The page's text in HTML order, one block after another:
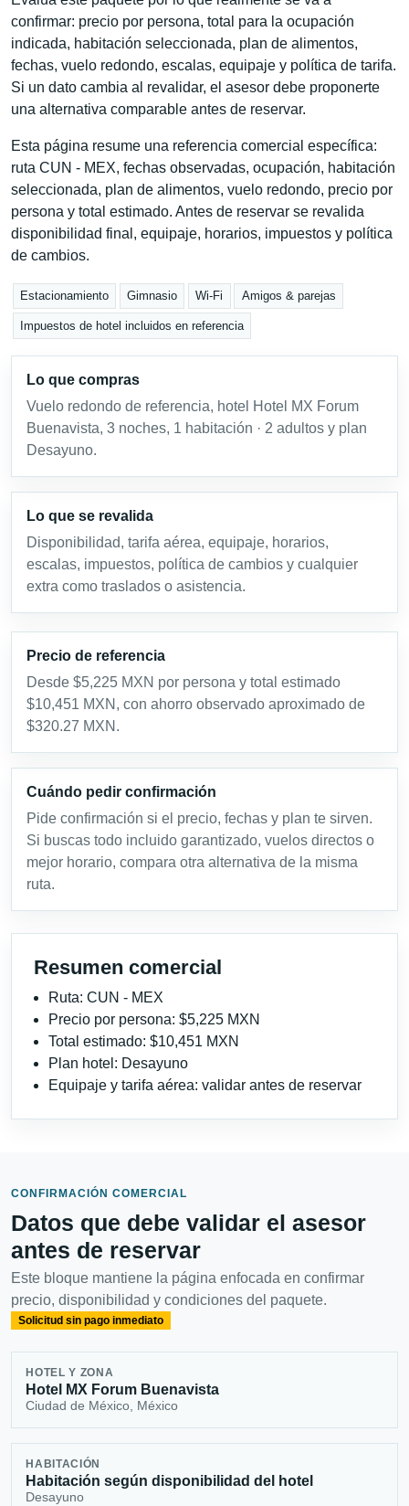
confirmar: precio por persona, total para la ocupación
indicada, habitación seleccionada, plan de alimentos,
fechas, vuelo redondo, escalas, equipaje y política de tarifa.
Si un dato cambia al revalidar, el asesor debe proponerte
una alternativa comparable antes de reservar.
Esta página resume una referencia comercial específica:
ruta CUN - MEX, fechas observadas, ocupación, habitación
seleccionada, plan de alimentos, vuelo redondo, precio por
persona y total estimado. Antes de reservar se revalida
disponibilidad final, equipaje, horarios, impuestos y política
de cambios.
Estacionamiento Gimnasio Wi-Fi Amigos & parejas
Impuestos de hotel incluidos en referencia
Lo que compras
Vuelo redondo de referencia, hotel Hotel MX Forum
Buenavista, 3 noches, 1 habitación · 2 adultos y plan
Desayuno.
Lo que se revalida
Disponibilidad, tarifa aérea, equipaje, horarios,
escalas, impuestos, política de cambios y cualquier
extra como traslados o asistencia.
Precio de referencia
Desde $5,225 MXN por persona y total estimado
$10,451 MXN, con ahorro observado aproximado de
$320.27 MXN.
Cuándo pedir confirmación
Pide confirmación si el precio, fechas y plan te sirven.
Si buscas todo incluido garantizado, vuelos directos o
mejor horario, compara otra alternativa de la misma
ruta.
Resumen comercial
Ruta: CUN - MEX
Precio por persona: $5,225 MXN
Total estimado: $10,451 MXN
Plan hotel: Desayuno
Equipaje y tarifa aérea: validar antes de reservar
CONFIRMACIÓN COMERCIAL
Datos que debe validar el asesor
antes de reservar
Este bloque mantiene la página enfocada en confirmar
precio, disponibilidad y condiciones del paquete.
Solicitud sin pago inmediato
HOTEL Y ZONA
Hotel MX Forum Buenavista
Ciudad de México, México
HABITACIÓN
Habitación según disponibilidad del hotel
Desayuno